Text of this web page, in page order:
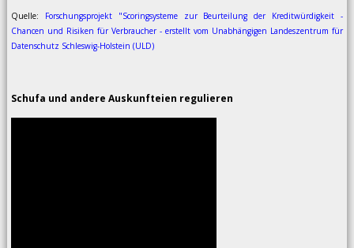
Quelle: Forschungsprojekt "Scoringsysteme zur Beurteilung der Kreditwürdigkeit -
Chancen und Risiken für Verbraucher - erstellt vom Unabhängigen Landeszentrum für
Datenschutz Schleswig-Holstein (ULD)
Schufa und andere Auskunfteien regulieren